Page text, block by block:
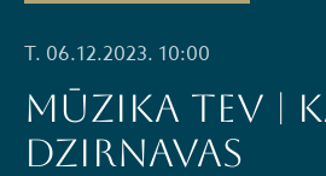
T. 06.12.2023. 10:00
MŪZIKA TEV |
DZIRNAVAS